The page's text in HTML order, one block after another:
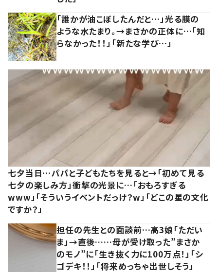
「誰かが油こぼしたんだと…」光る膜の
ような水たまり。→まさかの正体に…「知
らなかった！！」「新たな学び…」
七夕当日…パパと子どもたちを見ると→「初めて見る
七夕の楽しみ方」衝撃の光景に…「おもろすぎる
www」「そういうイベントだっけ？w」「どこの星の文化
ですか？」
担任の先生との面談前…高3娘「ただい
ま」→直後……母が受け取った”まさか
のモノ”に「生き抜く力に100万点！」「シ
ゴデキ！！」「将来めっちゃ出世しそう」